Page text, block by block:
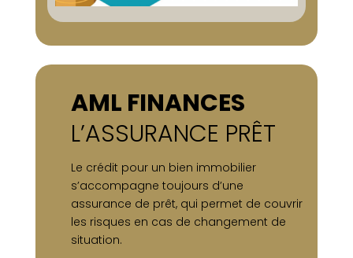
AML FINANCES
L’ASSURANCE PRÊT
Le crédit pour un bien immobilier
s’accompagne toujours d’une
assurance de prêt, qui permet de couvrir
les risques en cas de changement de
situation.